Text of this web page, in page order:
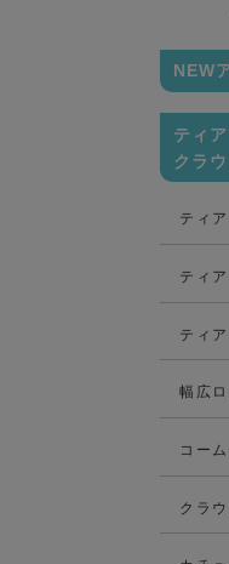
NEW
ティ
クラ
ティ
ティ
ティ
幅広
コー
クラウ